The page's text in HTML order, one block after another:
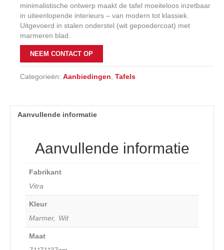
minimalistische ontwerp maakt de tafel moeiteloos inzetbaar
in uiteenlopende interieurs – van modern tot klassiek.
Uitgevoerd in stalen onderstel (wit gepoedercoat) met
marmeren blad.
NEEM CONTACT OP
Categorieën:Aanbiedingen ,Tafels
Aanvullende informatie
Aanvullende informatie
Fabrikant
Vitra
Kleur
Marmer, Wit
Maat